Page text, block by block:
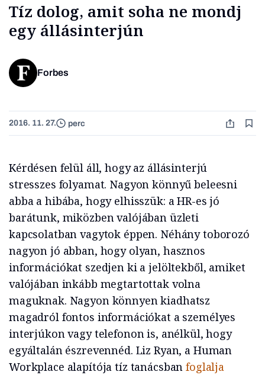
Tíz dolog, amit soha ne mondj
egy állásinterjún
Forbes
2016. 11. 27. perc
Kérdésen felül áll, hogy az állásinterjú
stresszes folyamat. Nagyon könnyű beleesni
abba a hibába, hogy elhisszük: a HR-es jó
barátunk, miközben valójában üzleti
kapcsolatban vagytok éppen. Néhány toborozó
nagyon jó abban, hogy olyan, hasznos
információkat szedjen ki a jelöltekből, amiket
valójában inkább megtartottak volna
maguknak. Nagyon könnyen kiadhatsz
magadról fontos információkat a személyes
interjúkon vagy telefonon is, anélkül, hogy
egyáltalán észrevennéd. Liz Ryan, a Human
Workplace alapítója tíz tanácsbanfoglalja